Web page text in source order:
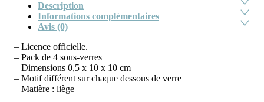
Description
Informations complémentaires
Avis (0)
– Licence officielle.
– Pack de 4 sous-verres
– Dimensions 0,5 x 10 x 10 cm
– Motif différent sur chaque dessous de verre
– Matière : liège